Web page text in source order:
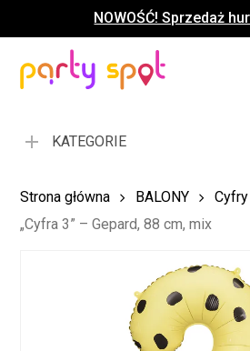
to
content
NOWOŚĆ! Sprzedaż
Koszyk
KATEGORIE
Strona główna BALONY Cyfry
„Cyfra 3” – Gepard, 88 cm, mix